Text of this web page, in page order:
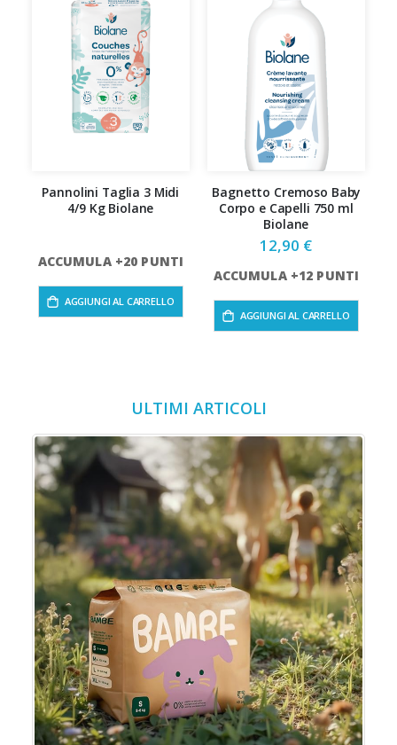
Pannolini Taglia 3 Midi
4/9 Kg Biolane
ACCUMULA +20 PUNTI
AGGIUNGI AL CARRELLO
Bagnetto Cremoso Baby
Corpo e Capelli 750 ml
Biolane
12,90 €
ACCUMULA +12 PUNTI
AGGIUNGI AL CARRELLO
ULTIMI ARTICOLI